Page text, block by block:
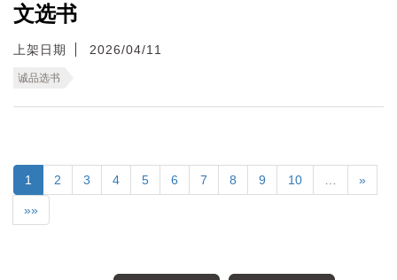
文选书
上架日期 2026/04/11
诚品选书
1 2 3 4 5 6 7 8 9 10 »
»»